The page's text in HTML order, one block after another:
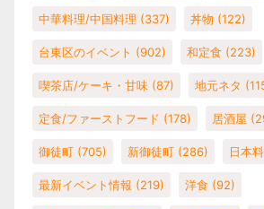
中華料理/中国料理 (337) 丼物 (122)
台東区のイベント (902) 和定食 (223)
喫茶店/ケーキ・甘味 (87) 地元ネタ
定食/ファーストフード (178) 居酒屋
御徒町 (705) 新御徒町 (286) 日本
最新イベント情報 (219) 洋食 (92)